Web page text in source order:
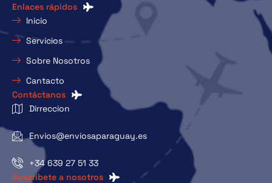
Enlaces rápidos
Inicio
Servicios
Sobre Nosotros
Cantacto
Contáctanos
Dirreccion
Envios@enviosaparaguay.es
+34 639 27 51 33
Suscríbete a nosotros